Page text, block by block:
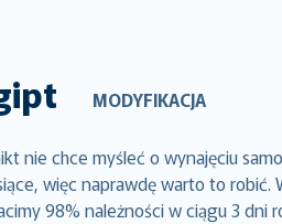
MODYFIKACJA
nie chce myśleć o wynajęciu
więc naprawdę warto to
98% należności w ciągu 3